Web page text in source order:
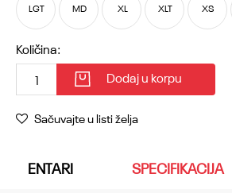
LGT MD XL XLT XS
Količina:
Dodaj u korpu
Sačuvajte u listi želja
SPECIFIKACIJA